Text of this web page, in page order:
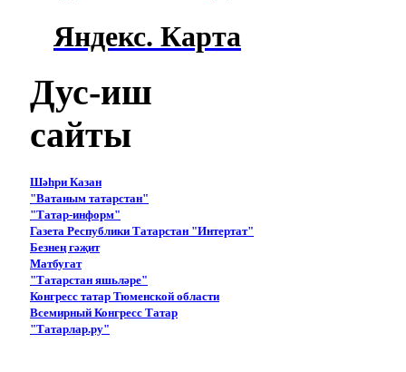
Яндекс. Карта
Дус-иш
сайты
Шәһри Казан
"Ватаным татарстан"
"Татар-информ"
Газета Республики Татарстан "Интертат"
Безнең гәҗит
Матбугат
"Татарстан яшьләре"
Конгресс татар Тюменской области
Всемирный Конгресс Татар
"Татарлар.ру"